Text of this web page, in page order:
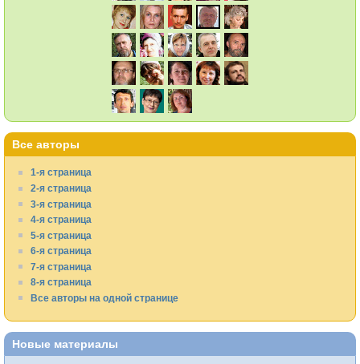
Все авторы
1-я страница
2-я страница
3-я страница
4-я страница
5-я страница
6-я страница
7-я страница
8-я страница
Все авторы на одной странице
Новые материалы